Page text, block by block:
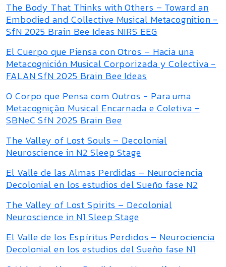
The Body That Thinks with Others – Toward an
Embodied and Collective Musical Metacognition -
SfN 2025 Brain Bee Ideas NIRS EEG
El Cuerpo que Piensa con Otros – Hacia una
Metacognición Musical Corporizada y Colectiva -
FALAN SfN 2025 Brain Bee Ideas
O Corpo que Pensa com Outros - Para uma
Metacognição Musical Encarnada e Coletiva -
SBNeC SfN 2025 Brain Bee
The Valley of Lost Souls – Decolonial
Neuroscience in N2 Sleep Stage
El Valle de las Almas Perdidas – Neurociencia
Decolonial en los estudios del Sueño fase N2
The Valley of Lost Spirits – Decolonial
Neuroscience in N1 Sleep Stage
El Valle de los Espíritus Perdidos – Neurociencia
Decolonial en los estudios del Sueño fase N1